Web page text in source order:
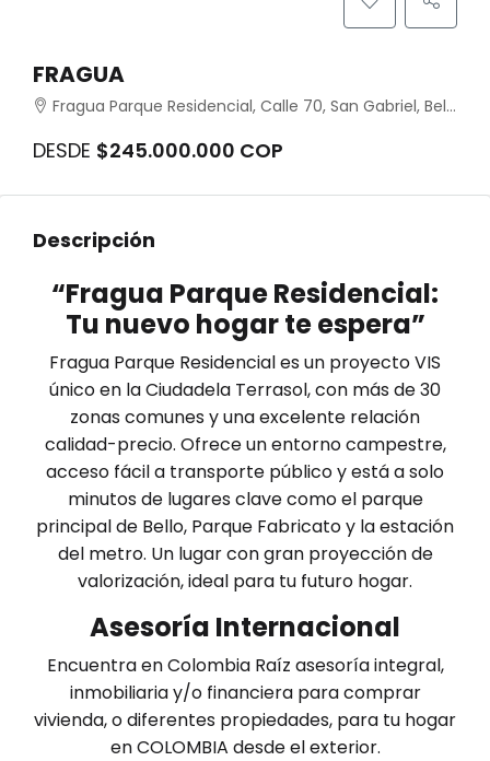
FRAGUA
Fragua Parque Residencial, Calle 70, San Gabriel, Bello, Antioquia, Colombia
DESDE $245.000.000 COP
Descripción
“Fragua Parque Residencial:
Tu nuevo hogar te espera”
Fragua Parque Residencial es un proyecto VIS
único en la Ciudadela Terrasol, con más de 30
zonas comunes y una excelente relación
calidad-precio. Ofrece un entorno campestre,
acceso fácil a transporte público y está a solo
minutos de lugares clave como el parque
principal de Bello, Parque Fabricato y la estación
del metro. Un lugar con gran proyección de
valorización, ideal para tu futuro hogar.
​Asesoría Internacional
Encuentra en Colombia Raíz asesoría integral,
inmobiliaria y/o financiera para comprar
vivienda, o diferentes propiedades, para tu hogar
en COLOMBIA desde el exterior.